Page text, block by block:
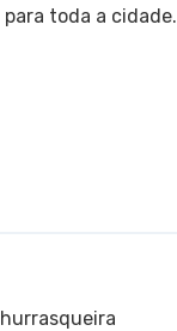
toda a cidade.